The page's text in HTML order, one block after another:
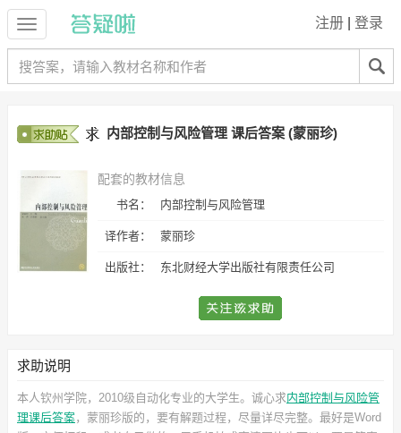
注册 登录
内部控制与风险管理 课后答案 (蒙丽珍)
配套的教材信息
书名： 内部控制与风险管理
译作者： 蒙丽珍
出版社： 东北财经大学出版社有限责任公司
求助说明
本人钦州学院，2010级自动化专业的大学生。诚心求内部控制与风险管
理课后答案，蒙丽珍版的，要有解题过程，尽量详尽完整。最好是Word